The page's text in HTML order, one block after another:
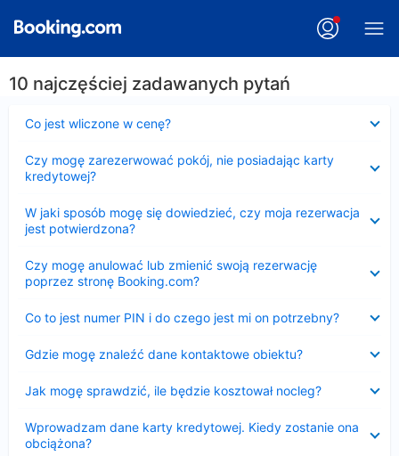
10 najczęściej zadawanych pytań
Co jest wliczone w cenę?
Czy mogę zarezerwować pokój, nie posiadając karty
kredytowej?
W jaki sposób mogę się dowiedzieć, czy moja rezerwacja
jest potwierdzona?
Czy mogę anulować lub zmienić swoją rezerwację
poprzez stronę Booking.com?
Co to jest numer PIN i do czego jest mi on potrzebny?
Gdzie mogę znaleźć dane kontaktowe obiektu?
Jak mogę sprawdzić, ile będzie kosztował nocleg?
Wprowadzam dane karty kredytowej. Kiedy zostanie ona
obciążona?